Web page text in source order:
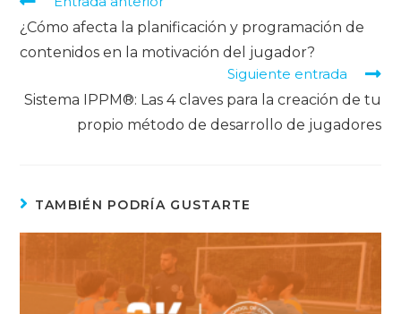
¿Cómo afecta la planificación y programación de
contenidos en la motivación del jugador?
Siguiente entrada
Sistema IPPM®: Las 4 claves para la creación de tu
propio método de desarrollo de jugadores
TAMBIÉN PODRÍA GUSTARTE